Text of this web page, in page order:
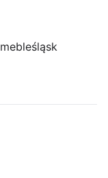
mebleśląsk